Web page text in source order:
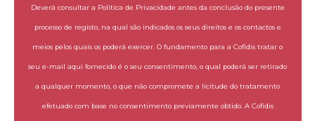
Deverá consultar a Política de Privacidade antes da conclusão do presente
processo de registo, na qual são indicados os seus direitos e os contactos e
meios pelos quais os poderá exercer. O fundamento para a Cofidis tratar o
seu e-mail aqui fornecido é o seu consentimento, o qual poderá ser retirado
a qualquer momento, o que não compromete a licitude do tratamento
efetuado com base no consentimento previamente obtido. A Cofidis